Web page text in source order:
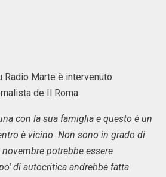
Radio Marte è intervenuto
de Il Roma:
con la sua famiglia e questo è un
è vicino. Non sono in grado di
potrebbe essere
di autocritica andrebbe fatta